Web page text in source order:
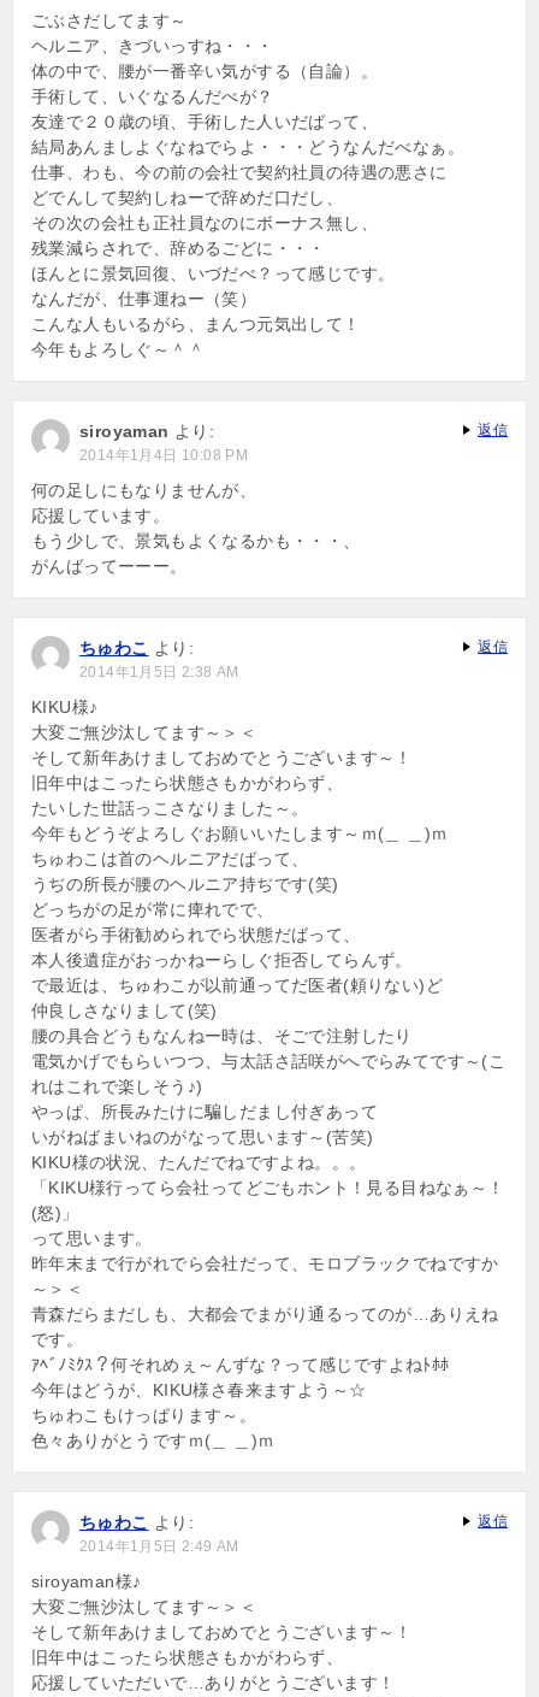
ごぶさだしてます～
ヘルニア、きづいっすね・・・
体の中で、腰が一番辛い気がする（自論）。
手術して、いぐなるんだべが？
友達で２０歳の頃、手術した人いだばって、
結局あんましよぐなねでらよ・・・どうなんだべなぁ。
仕事、わも、今の前の会社で契約社員の待遇の悪さに
どでんして契約しねーで辞めだ口だし、
その次の会社も正社員なのにボーナス無し、
残業減らされで、辞めるごどに・・・
ほんとに景気回復、いづだべ？って感じです。
なんだが、仕事運ねー（笑）
こんな人もいるがら、まんつ元気出して！
今年もよろしぐ～＾＾
siroyaman より:
2014年1月4日 10:08 PM
何の足しにもなりませんが、
応援しています。
もう少しで、景気もよくなるかも・・・、
がんばってーーー。
返信
ちゅわこ より:
2014年1月5日 2:38 AM
KIKU様♪
大変ご無沙汰してます～＞＜
そして新年あけましておめでとうございます～！
旧年中はこったら状態さもかがわらず、
たいした世話っこさなりました～。
今年もどうぞよろしぐお願いいたします～ｍ(＿ ＿)ｍ
ちゅわこは首のヘルニアだばって、
うぢの所長が腰のヘルニア持ぢです(笑)
どっちがの足が常に痺れでで、
医者がら手術勧められでら状態だばって、
本人後遺症がおっかねーらしぐ拒否してらんず。
で最近は、ちゅわこが以前通ってだ医者(頼りない)ど
仲良しさなりまして(笑)
腰の具合どうもなんねー時は、そごで注射したり
電気かげでもらいつつ、与太話さ話咲がへでらみてです～(こ
れはこれで楽しそう♪)
やっぱ、所長みたけに騙しだまし付ぎあって
いがねばまいねのがなって思います～(苦笑)
KIKU様の状況、たんだでねですよね。。。
「KIKU様行ってら会社ってどごもホント！見る目ねなぁ～！
(怒)」
って思います。
昨年末まで行がれでら会社だって、モロブラックでねですか
～＞＜
青森だらまだしも、大都会でまがり通るってのが…ありえね
です。
ｱﾍﾞﾉﾐｸｽ？何それめぇ～んずな？って感じですよねﾄﾎﾎ
今年はどうが、KIKU様さ春来ますよう～☆
ちゅわこもけっぱります～。
色々ありがとうですｍ(＿ ＿)ｍ
返信
ちゅわこ より:
2014年1月5日 2:49 AM
siroyaman様♪
大変ご無沙汰してます～＞＜
そして新年あけましておめでとうございます～！
旧年中はこったら状態さもかがわらず、
応援していただいで…ありがとうございます！
返信